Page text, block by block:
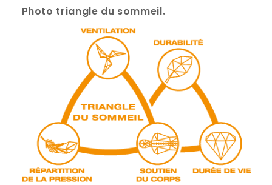
Photo triangle du sommeil.